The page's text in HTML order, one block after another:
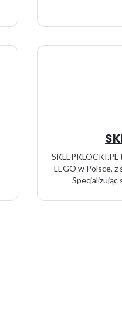
LEGO w Polsce,
Specjalizując